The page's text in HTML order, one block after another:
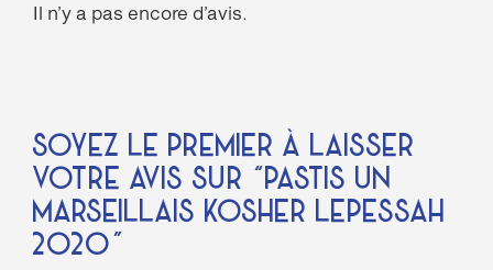
Il n’y a pas encore d’avis.
Soyez le premier à laisser
votre avis sur “Pastis Un
Marseillais Kosher Lepessah
2020”